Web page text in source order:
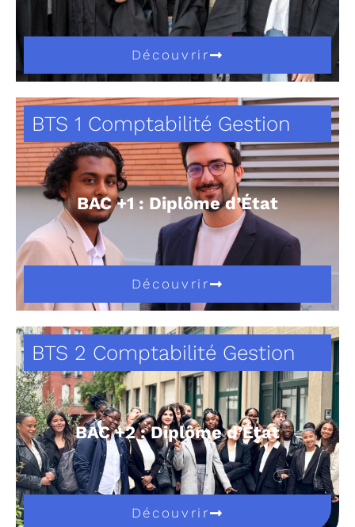
Découvrir
BTS 1 Comptabilité Gestion
BAC +1 : Diplôme d’État
Découvrir
BTS 2 Comptabilité Gestion
BAC +2 : Diplôme d’État
Découvrir